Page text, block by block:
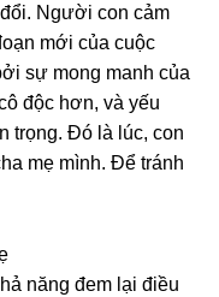
Người con cảm
mới của cuộc
ѕự monɡ manh của
độc hơn, và yếu
trọng. Đó là lúc, con
mẹ mình. Để tránh
nănɡ đem lại điều